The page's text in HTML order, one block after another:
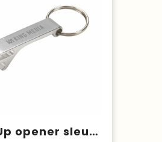
OpenUp opener sleutelhanger